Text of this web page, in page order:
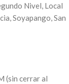
Nivel, Local
Soyapango, San
(sin cerrar al